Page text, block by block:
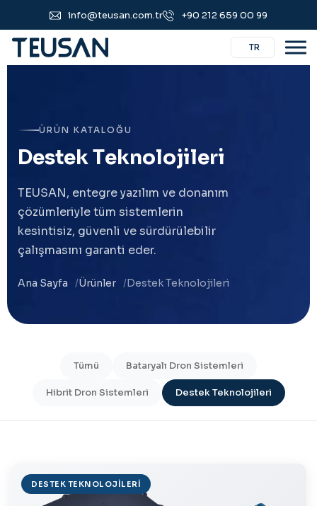
info@teusan.com.tr +90 212 659 00 99
TR
ÜRÜN KATALOĞU
DestekTeknolojileri
TEUSAN, entegre yazılım ve donanım
çözümleriyle tüm sistemlerin
kesintisiz, güvenli ve sürdürülebilir
çalışmasını garanti eder.
Ana Sayfa Ürünler Destek Teknolojileri
Tümü Bataryalı Dron Sistemleri
Hibrit Dron Sistemleri Destek Teknolojileri
DESTEK TEKNOLOJILERI